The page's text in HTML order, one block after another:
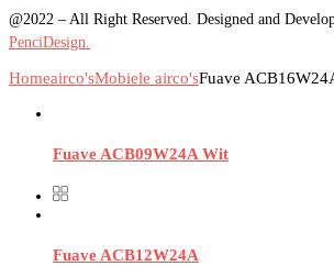
@2022 – All Right Reserved. Designed and
PenciDesign.
Homeairco'sMobiele airco'sFuave
Fuave ACB09W24A Wit
Fuave ACB12W24A